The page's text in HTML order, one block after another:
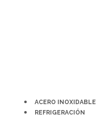
ACERO INOXIDABLE
REFRIGERACIÓN